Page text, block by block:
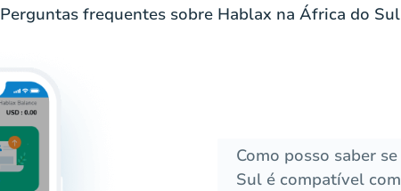
Perguntas frequentes sobre Hablax na África do
Como posso saber
Sul é compatível